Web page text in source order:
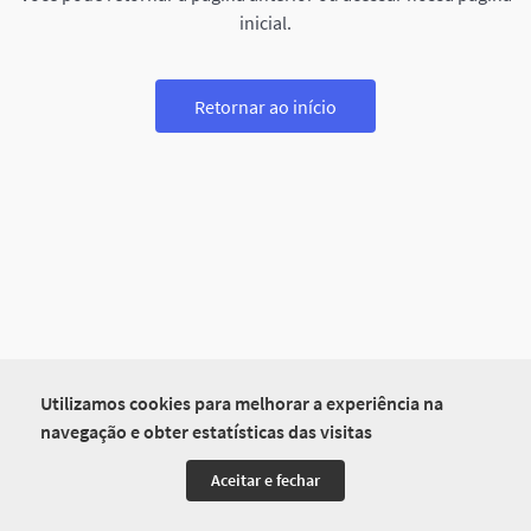
Utilizamos cookies para melhorar a experiência na
navegação e obter estatísticas das visitas
Aceitar e fechar
inicial.
Retornar ao início